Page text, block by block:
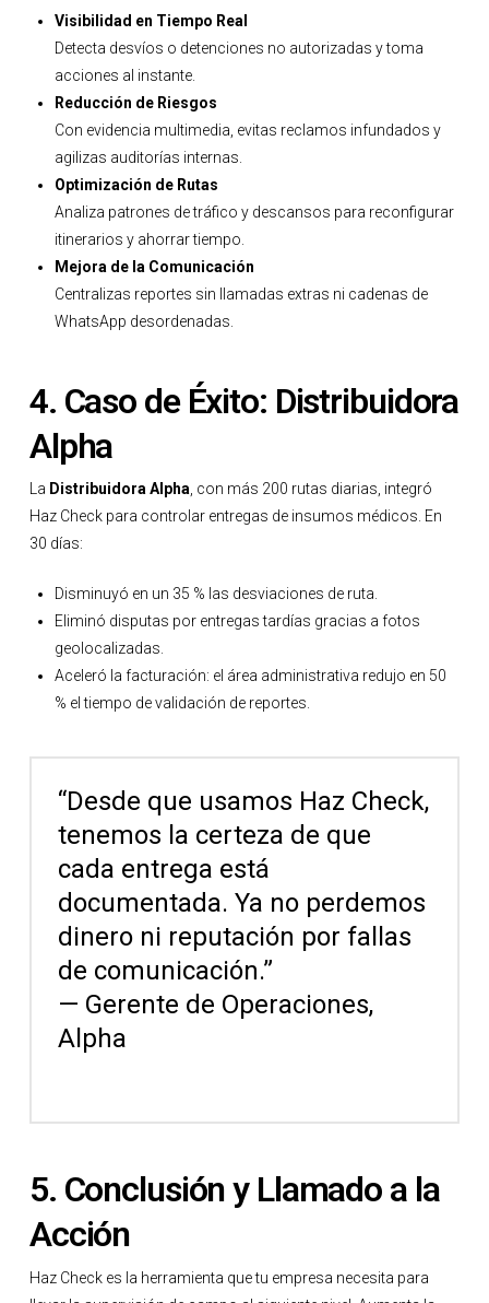
Visibilidad en Tiempo Real
Detecta desvíos o detenciones no autorizadas y toma
acciones al instante.
Reducción de Riesgos
Con evidencia multimedia, evitas reclamos infundados y
agilizas auditorías internas.
Optimización de Rutas
Analiza patrones de tráfico y descansos para reconfigurar
itinerarios y ahorrar tiempo.
Mejora de la Comunicación
Centralizas reportes sin llamadas extras ni cadenas de
WhatsApp desordenadas.
4. Caso de Éxito: Distribuidora
Alpha
La Distribuidora Alpha , con más 200 rutas diarias, integró
Haz Check para controlar entregas de insumos médicos. En
30 días:
Disminuyó en un 35 % las desviaciones de ruta.
Eliminó disputas por entregas tardías gracias a fotos
geolocalizadas.
Aceleró la facturación: el área administrativa redujo en 50
% el tiempo de validación de reportes.
“Desde que usamos Haz Check,
tenemos la certeza de que
cada entrega está
documentada. Ya no perdemos
dinero ni reputación por fallas
de comunicación.”
— Gerente de Operaciones,
Alpha
5. Conclusión y Llamado a la
Acción
Haz Check es la herramienta que tu empresa necesita para